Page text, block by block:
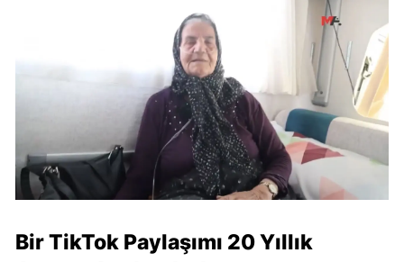
Bir TikTok Paylaşımı 20 Yıllık